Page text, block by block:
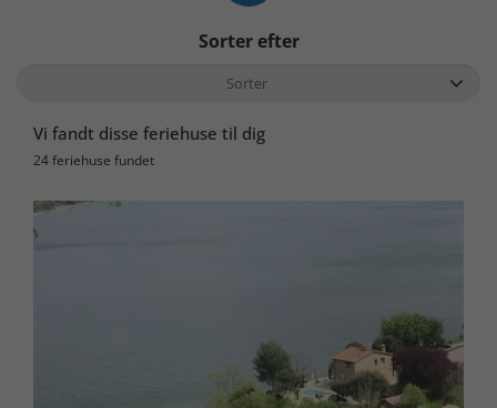
Sorter efter
Vi fandt disse feriehuse til dig
24 feriehuse fundet